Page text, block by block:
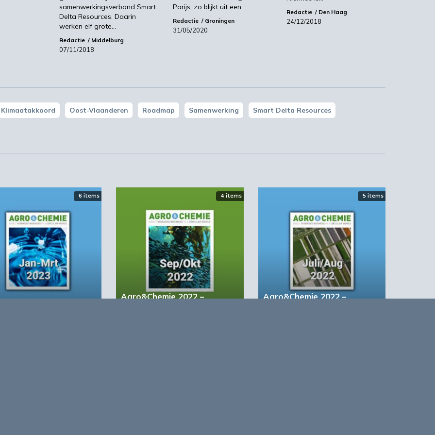
zij de klimaatdoelen afzonderlijk nastreven.
wereld als het gaat om energie-efficiëntie en
de klimaatdoelstellingen willen zij echter
blijft.
samenwerkingsverband Smart
Delta Resources. Daarin
werken elf grote…
Redactie Middelburg
07/11/2018
Parijs, zo blijkt uit een…
Redactie Groningen
31/05/2020
Redactie Den Haag
24/12/2018
Klimaatakkoord Oost-Vlaanderen Roadmap Samenwerking Smart Delta Resources
6 items 4 items
Agro&Chemie 2022 –
5 items
Agro&Chemie 2022 –